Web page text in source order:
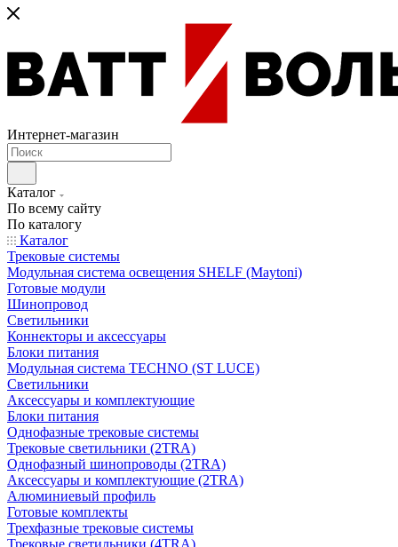
Интернет-магазин
Каталог
По всему сайту
По каталогу
Каталог
Трековые системы
Модульная система освещения SHELF (Maytoni)
Готовые модули
Шинопровод
Светильники
Коннекторы и аксессуары
Блоки питания
Модульная система TECHNO (ST LUCE)
Светильники
Аксессуары и комплектующие
Блоки питания
Однофазные трековые системы
Трековые светильники (2TRA)
Однофазный шинопроводы (2TRA)
Аксессуары и комплектующие (2TRA)
Алюминиевый профиль
Готовые комплекты
Трехфазные трековые системы
Трековые светильники (4TRA)